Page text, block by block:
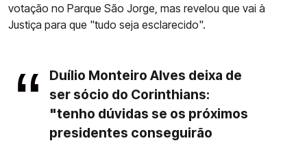
votação no Parque São Jorge, mas revelou que vai à
Justiça para que "tudo seja esclarecido".
Duílio Monteiro Alves deixa de
ser sócio do Corinthians:
"tenho dúvidas se os próximos
presidentes conseguirão